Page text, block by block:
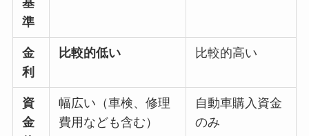
基
準
金
利
比較的低い 比較的高い
資
金
幅広い（車検、修理
費用なども含む）
自動車購入資金
のみ